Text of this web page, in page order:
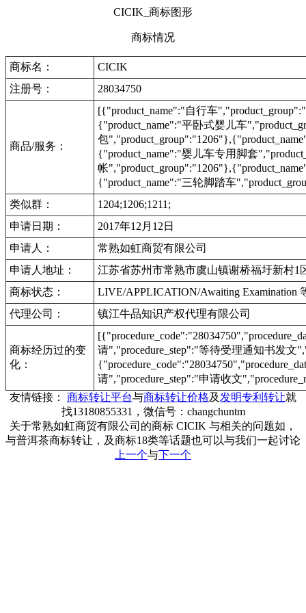
CICIK_商标图形
商标情况
商标名：
CICIK
注册号：
28034750
商品/服务：
[{"product_name":"自行车
{"product_name":"平卧式婴儿车
包
{"product_name":"婴儿车专用脚套
帐
{"product_name":"三轮脚踏车
类似群：
1204;1206;1211;
申请日期：
2017年12月12日
申请人：
常熟如虹商贸有限公司
申请人地址：
江苏省苏州市常熟市虞山镇谢桥福圩新村1
商标状态：
LIVE/APPLICATION/Awaiting Examination
代理公司：
镇江牛品知识产权代理有限公司
商标经历过的变
化：
请","procedure_step":"等待受理通知书发文
请","procedure_step":"申请收文
友情链接： 商标转让平台与商标转让价格及 发明专利转让就
找13180855331，微信号：changchuntm
关于常熟如虹商贸有限公司的商标 CICIK 与相关的问题如，
与普洱茶商标转让，及商标18类等话题也可以与我们一起讨论
上一个与下一个